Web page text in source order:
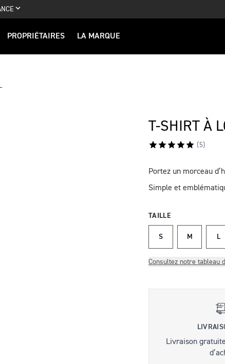
PROPRIÉTAIRES LA MARQUE
T-SHIRT À
( 5)
DESCRIPTION
Portez un morceau
Simple et
TAILLE
S M L
Consultez notre tableau
Livraison